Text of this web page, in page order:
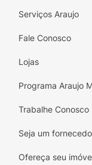
Serviços Araujo
Fale Conosco
Lojas
Programa Araujo
Trabalhe Conosco
Seja um
Ofereça seu